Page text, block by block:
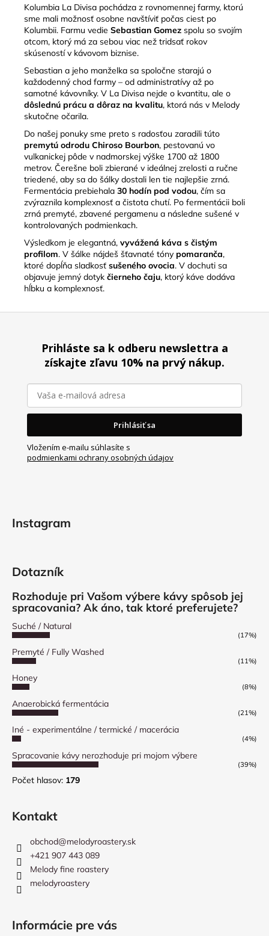
Kolumbia La Divisa pochádza z rovnomennej farmy, ktorú
sme mali možnosť osobne navštíviť počas ciest po
Kolumbii. Farmu vedie Sebastian Gomez spolu so svojím
otcom, ktorý má za sebou viac než tridsať rokov
skúseností v kávovom biznise.
Sebastian a jeho manželka sa spoločne starajú o
každodenný chod farmy – od administratívy až po
samotné kávovníky. V La Divisa nejde o kvantitu, ale o
dôslednú prácu a dôraz na kvalitu, ktorá nás v Melody
skutočne očarila.
Do našej ponuky sme preto s radosťou zaradili túto
premytú odrodu Chiroso Bourbon, pestovanú vo
vulkanickej pôde v nadmorskej výške 1700 až 1800
metrov. Čerešne boli zbierané v ideálnej zrelosti a ručne
triedené, aby sa do šálky dostali len tie najlepšie zrná.
Fermentácia prebiehala 30 hodín pod vodou, čím sa
zvýraznila komplexnosť a čistota chutí. Po fermentácii boli
zrná premyté, zbavené pergamenu a následne sušené v
kontrolovaných podmienkach.
Výsledkom je elegantná, vyvážená káva s čistým
profilom. V šálke nájdeš šťavnaté tóny pomaranča,
ktoré dopĺňa sladkosť sušeného ovocia. V dochuti sa
objavuje jemný dotyk čierneho čaju, ktorý káve dodáva
hĺbku a komplexnosť.
Prihláste sa k odberu newslettra a
získajte zľavu 10% na prvý nákup.
Prihlásiť sa
Vložením e-mailu súhlasíte s
podmienkami ochrany osobných údajov
Instagram
Dotazník
Rozhoduje pri Vašom výbere kávy spôsob jej
spracovania? Ak áno, tak ktoré preferujete?
Suché / Natural
(17%)
Premyté / Fully Washed
(11%)
Honey
(8%)
Anaerobická fermentácia
(21%)
Iné - experimentálne / termické / macerácia
(4%)
Spracovanie kávy nerozhoduje pri mojom výbere
(39%)
Počet hlasov: 179
Kontakt
obchod@melodyroastery.sk
+421 907 443 089
Melody fine roastery
melodyroastery
Informácie pre vás